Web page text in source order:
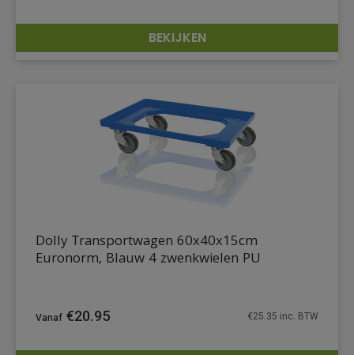
DETAILS
BEKIJKEN
Dolly Transportwagen 60x40x15cm
Euronorm, Blauw 4 zwenkwielen PU
€20.95 €25.35 inc. BTW